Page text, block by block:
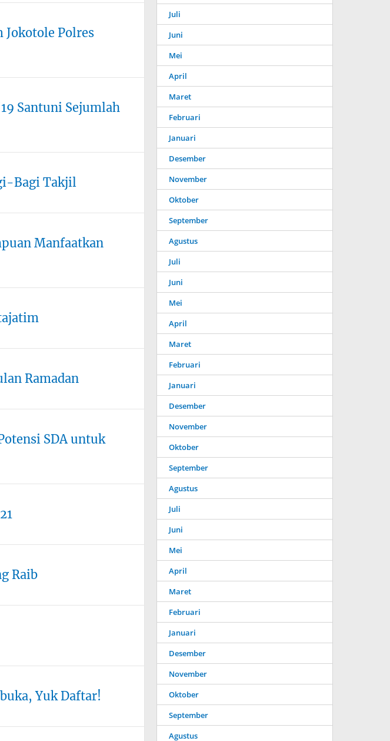
Jokotole Polres
Santuni Sejumlah
Bagi Takjil
Manfaatkan
Ramadan
SDA untuk
Raib
Yuk Daftar!
Juli
Juni
Mei
April
Maret
Februari
Januari
Desember
November
Oktober
September
Agustus
Juli
Juni
Mei
April
Maret
Februari
Januari
Desember
November
Oktober
September
Agustus
Juli
Juni
Mei
April
Maret
Februari
Januari
Desember
November
Oktober
September
Agustus